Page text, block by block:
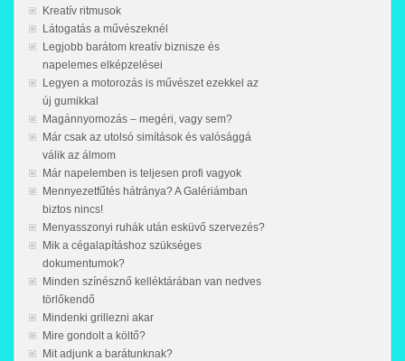
Kreatív ritmusok
Látogatás a művészeknél
Legjobb barátom kreatív biznisze és
napelemes elképzelései
Legyen a motorozás is művészet ezekkel az
új gumikkal
Magánnyomozás – megéri, vagy sem?
Már csak az utolsó simítások és valósággá
válik az álmom
Már napelemben is teljesen profi vagyok
Mennyezetfűtés hátránya? A Galériámban
biztos nincs!
Menyasszonyi ruhák után esküvő szervezés?
Mik a cégalapításhoz szükséges
dokumentumok?
Minden színésznő kelléktárában van nedves
törlőkendő
Mindenki grillezni akar
Mire gondolt a költő?
Mit adjunk a barátunknak?